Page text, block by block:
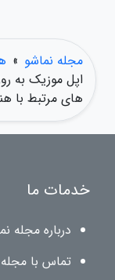
مجله نماشو »
اپل موزیک به
های مرتبط با
خدمات ما
درباره مجله
تماس با